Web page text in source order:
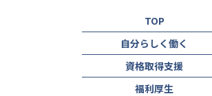
TOP
自分らしく働く
資格取得支援
福利厚生